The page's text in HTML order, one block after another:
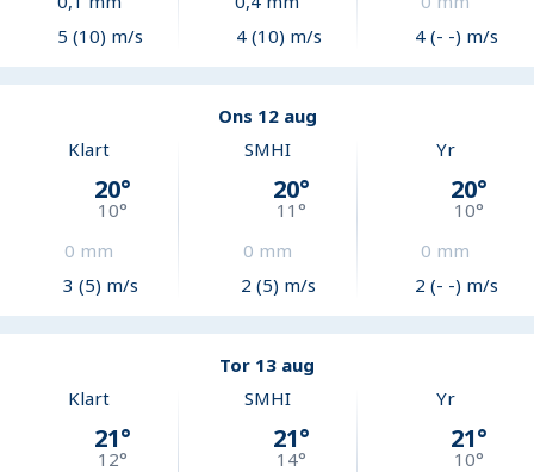
5 (10) m/s
4 (10) m/s
4 (- -) m/s
Ons 12 aug
Klart
20°
10°
0 mm
3 (5) m/s
SMHI
20°
11 °
0 mm
2 (5) m/s
Yr
20°
10°
0 mm
2 (- -) m/s
Tor 13 aug
Klart
21°
12°
SMHI
21°
14°
Yr
21°
10°